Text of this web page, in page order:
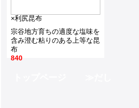
×利尻昆布
宗谷地方育ちの適度な塩味を
含み澄む粘りのある上等な昆
布
840